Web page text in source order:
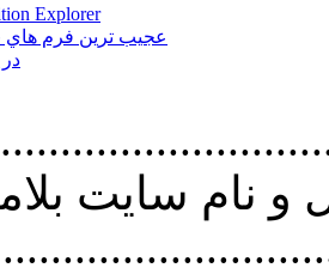
Explorer
عجیب ترین فرم
نام سايت